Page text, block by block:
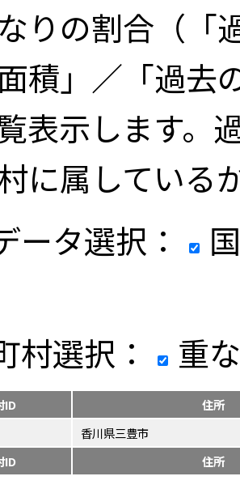
りの割合（「
積」／「過去
表示します。
に属している
ータ選択：
村選択：
重
ID
住所
香川県三豊市
ID
住所